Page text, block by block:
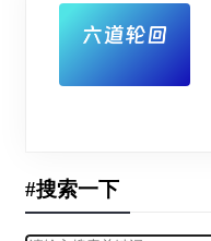
#搜索一下